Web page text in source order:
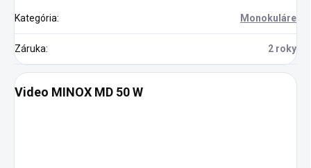
Kategória: Monokuláre
Záruka: 2 roky
Video MINOX MD 50 W